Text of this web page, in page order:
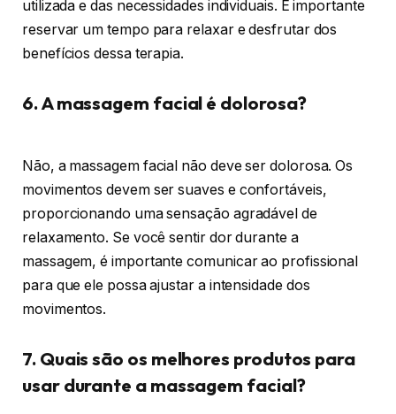
utilizada e das necessidades individuais. É importante
reservar um tempo para relaxar e desfrutar dos
benefícios dessa terapia.
6. A massagem facial é dolorosa?
Não, a massagem facial não deve ser dolorosa. Os
movimentos devem ser suaves e confortáveis,
proporcionando uma sensação agradável de
relaxamento. Se você sentir dor durante a
massagem, é importante comunicar ao profissional
para que ele possa ajustar a intensidade dos
movimentos.
7. Quais são os melhores produtos para
usar durante a massagem facial?